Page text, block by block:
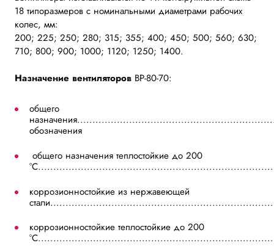
18 типоразмеров с номинальными диаметрами рабочих
колес, мм:
200; 225; 250; 280; 315; 355; 400; 450; 500; 560; 630;
710; 800; 900; 1000; 1120; 1250; 1400.
Назначение вентиляторов ВР-80-70:
общего
обозначения
общего назначения теплостойкие до 200
коррозионностойкие из нержавеющей
коррозионностойкие теплостойкие до 200